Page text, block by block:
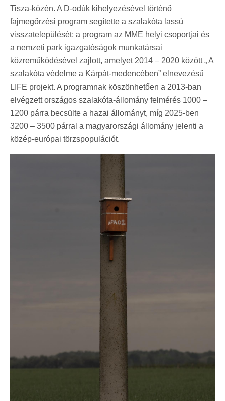
Tisza-közén. A D-odúk kihelyezésével történő
fajmegőrzési program segítette a szalakóta lassú
visszatelepülését; a program az MME helyi csoportjai és
a nemzeti park igazgatóságok munkatársai
közreműködésével zajlott, amelyet 2014 – 2020 között „ A
szalakóta védelme a Kárpát-medencében” elnevezésű
LIFE projekt. A programnak köszönhetően a 2013-ban
elvégzett országos szalakóta-állomány felmérés 1000 –
1200 párra becsülte a hazai állományt, míg 2025-ben
3200 – 3500 párral a magyarországi állomány jelenti a
közép-európai törzspopulációt.